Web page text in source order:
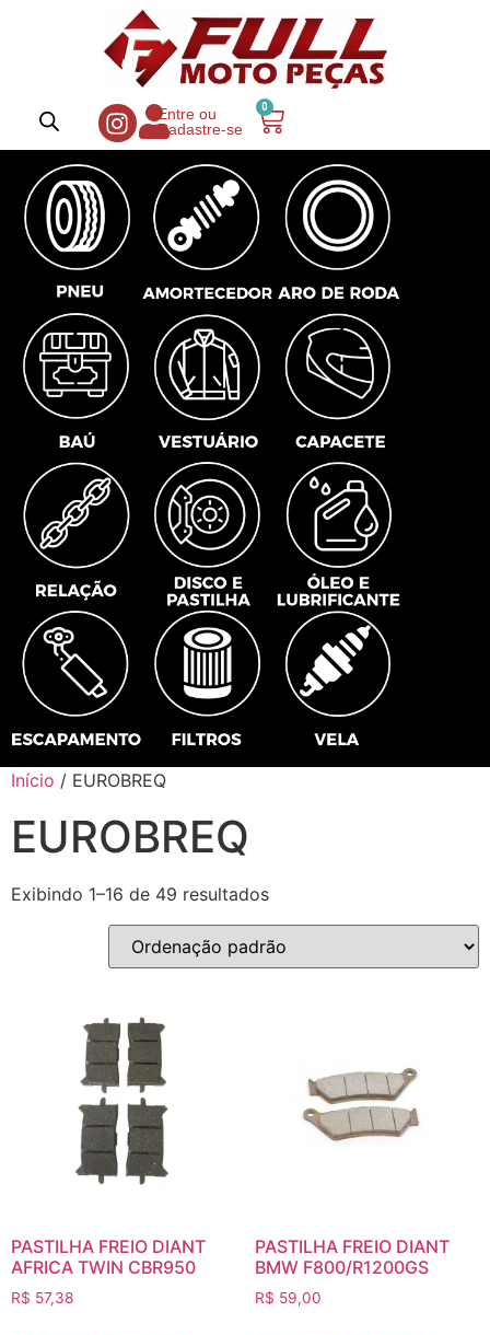
Entre ou
Cadastre-se
0
Início / EUROBREQ
EUROBREQ
Exibindo 1–16 de 49 resultados
PASTILHA FREIO DIANT
AFRICA TWIN CBR950
R$ 57,38
PASTILHA FREIO DIANT
BMW F800/R1200GS
R$ 59,00